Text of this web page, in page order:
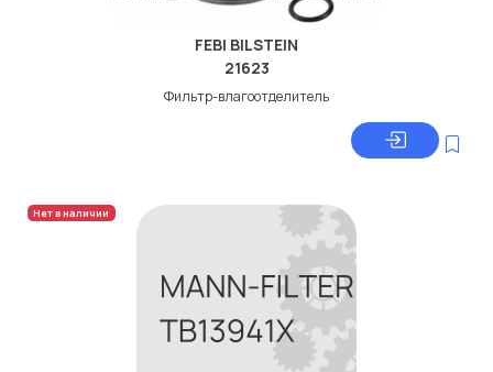
FEBI BILSTEIN
21623
Фильтр-влагоотделитель
Нет в наличии